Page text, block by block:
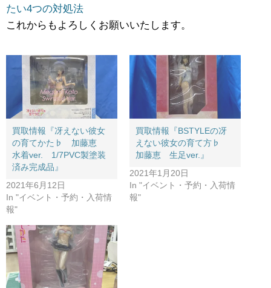
たい4つの対処法
これからもよろしくお願いいたします。
買取情報『冴えない彼女
の育てかた♭ 加藤恵
水着ver. 1/7PVC製塗装
済み完成品』
2021年6月12日
In "イベント・予約・入荷情
報"
買取情報『BSTYLEの冴
えない彼女の育て方♭
加藤恵 生足ver.』
2021年1月20日
In "イベント・予約・入荷情
報"